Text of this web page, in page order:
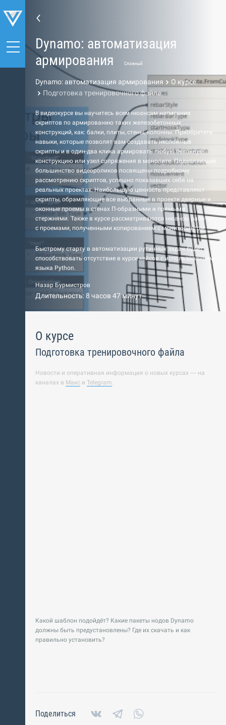
Dynamo: автоматизация
армирования
Сложный
Dynamo: автоматизация армирования
О курсе
Подготовка тренировочного файла
В видеокурсе вы научитесь всем нюансам написания
скриптов по армированию таких железобетонных
конструкций, как: балки, плиты, стены, колонны. Приобретете
навыки, которые позволят вам создавать несложные
скрипты и в один-два клика армировать любую бетонную
конструкцию или узел сопряжения в монолите. Подавляющее
большинство видеороликов посвящены подробному
рассмотрению скриптов, успешно показавших себя на
реальных проектах. Наибольшую ценность представляют
скрипты, обрамляющие все выбранные в проекте дверные и
оконные проемы в стенах П-образными и прямыми
стержнями. Также в курсе рассматриваются нюансы работы
с проемами, полученными копированием с мониторингом.
Быстрому старту в автоматизации рутинных задач будет
способствовать отсутствие в курсе кейсов с использованием
языка Python.
Назар Бурмистров
Длительность: 8 часов 47 минут
О курсе
Подготовка тренировочного файла
Новости и оперативная информация о новых курсах — на
каналах в Макс и Telegram.
Какой шаблон подойдёт? Какие пакеты нодов Dynamo
должны быть предустановлены? Где их скачать и как
правильно установить?
Поделиться